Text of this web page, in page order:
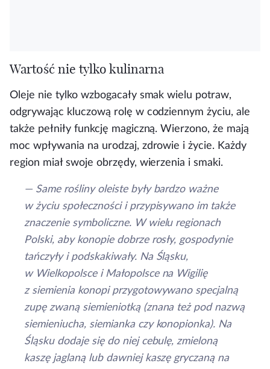
Wartość nie tylko kulinarna
Oleje nie tylko wzbogacały smak wielu potraw,
odgrywając kluczową rolę w codziennym życiu, ale
także pełniły funkcję magiczną. Wierzono, że mają
moc wpływania na urodzaj, zdrowie i życie. Każdy
region miał swoje obrzędy, wierzenia i smaki.
— Same rośliny oleiste były bardzo ważne
w życiu społeczności i przypisywano im także
znaczenie symboliczne. W wielu regionach
Polski, aby konopie dobrze rosły, gospodynie
tańczyły i podskakiwały. Na Śląsku,
w Wielkopolsce i Małopolsce na Wigilię
z siemienia konopi przygotowywano specjalną
zupę zwaną siemieniotką (znana też pod nazwą
siemieniucha, siemianka czy konopionka). Na
Śląsku dodaje się do niej cebulę, zmieloną
kaszę jaglaną lub dawniej kaszę gryczaną na